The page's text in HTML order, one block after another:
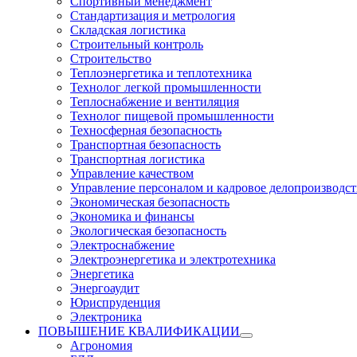
Стандартизация и метрология
Складская логистика
Строительный контроль
Строительство
Теплоэнергетика и теплотехника
Технолог легкой промышленности
Теплоснабжение и вентиляция
Технолог пищевой промышленности
Техносферная безопасность
Транспортная безопасность
Транспортная логистика
Управление качеством
Управление персоналом и кадровое
Экономическая безопасность
Экономика и финансы
Экологическая безопасность
Электроснабжение
Электроэнергетика и электротехника
Энергетика
Энергоаудит
Юриспруденция
Электроника
ПОВЫШЕНИЕ КВАЛИФИКАЦИИ
Агрономия